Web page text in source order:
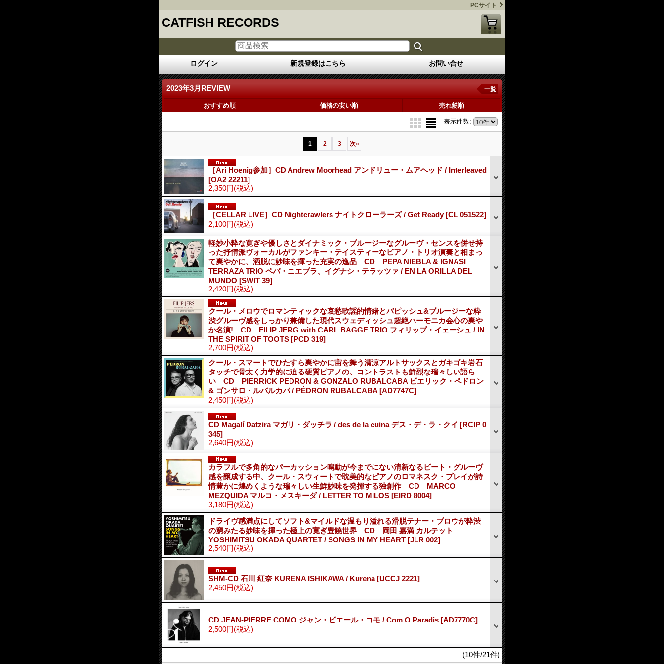
PCサイト
CATFISH RECORDS
ログイン 新規登録はこちら お問い合せ
2023年3月REVIEW 一覧
おすすめ順 価格の安い順 売れ筋順
表示件数:
1 2 3 次»
［Ari Hoenig参加］CD Andrew Moorhead アンドリュー・ムアヘッド / Interleaved
[OA2 22211]
2,350円(税込)
［CELLAR LIVE］CD Nightcrawlers ナイトクローラーズ / Get Ready[CL 051522]
2,100円(税込)
軽妙小粋な寛ぎや優しさとダイナミック・ブルージーなグルーヴ・センスを併せ持
った抒情派ヴォーカルがファンキー・テイスティーなピアノ・トリオ演奏と相まっ
て爽やかに、洒脱に妙味を揮った充実の逸品 CD PEPA NIEBLA & IGNASI
TERRAZA TRIO ペパ・ニエブラ、イグナシ・テラッツァ / EN LA ORILLA DEL
MUNDO [SWIT 39]
2,420円(税込)
クール・メロウでロマンティックな哀愁歌謡的情緒とバピッシュ&ブルージーな粋
渋グルーヴ感をしっかり兼備した現代スウェディッシュ超絶ハーモニカ会心の爽や
か名演! CD FILIP JERG with CARL BAGGE TRIO フィリップ・イェーシュ / IN
THE SPIRIT OF TOOTS [PCD 319]
2,700円(税込)
クール・スマートでひたすら爽やかに宙を舞う清涼アルトサックスとガキゴキ岩石
タッチで骨太く力学的に迫る硬質ピアノの、コントラストも鮮烈な瑞々しい語ら
い CD PIERRICK PEDRON & GONZALO RUBALCABA ピエリック・ペドロン
& ゴンサロ・ルバルカバ / PÉDRON RUBALCABA [AD7747C]
2,450円(税込)
CD Magalí Datzira マガリ・ダッチラ / des de la cuina デス・デ・ラ・クイ [RCIP 0
345]
2,640円(税込)
カラフルで多角的なパーカッション鳴動が今までにない清新なるビート・グルーヴ
感を醸成する中、クール・スウィートで耽美的なピアノのロマネスク・プレイが詩
情豊かに煌めくような瑞々しい生鮮妙味を発揮する独創作 CD MARCO
MEZQUIDA マルコ・メスキーダ / LETTER TO MILOS [EIRD 8004]
3,180円(税込)
ドライヴ感満点にしてソフト&マイルドな温もり溢れる滑脱テナー・ブロウが粋渋
の窮みたる妙味を揮った極上の寛ぎ豊饒世界 CD 岡田 嘉満 カルテット
YOSHIMITSU OKADA QUARTET / SONGS IN MY HEART [JLR 002]
2,540円(税込)
SHM-CD 石川 紅奈 KURENA ISHIKAWA / Kurena[UCCJ 2221]
2,450円(税込)
CD JEAN-PIERRE COMO ジャン・ピエール・コモ / Com O Paradis [AD7770C]
2,500円(税込)
(10件/21件)